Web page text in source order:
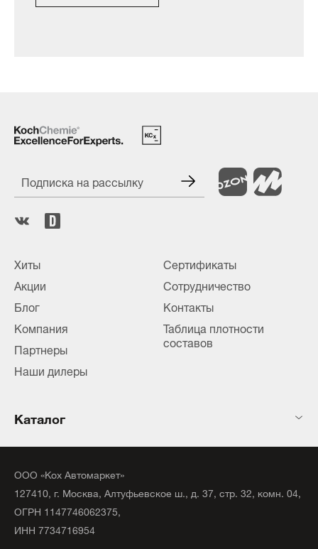
Подписка на рассылку
Хиты
Акции
Блог
Компания
Партнеры
Наши дилеры
Сертификаты
Сотрудничество
Контакты
Таблица плотности
составов
Каталог
ООО «Кох Автомаркет»
127410, г. Москва, Алтуфьевское ш., д. 37, стр. 32, комн. 04,
ОГРН 1147746062375,
ИНН 7734716954